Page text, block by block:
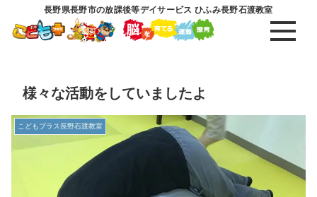
長野県長野市の放課後等デイサービス ひふみ長野石渡教室
様々な活動をしていましたよ
こどもプラス長野石渡教室